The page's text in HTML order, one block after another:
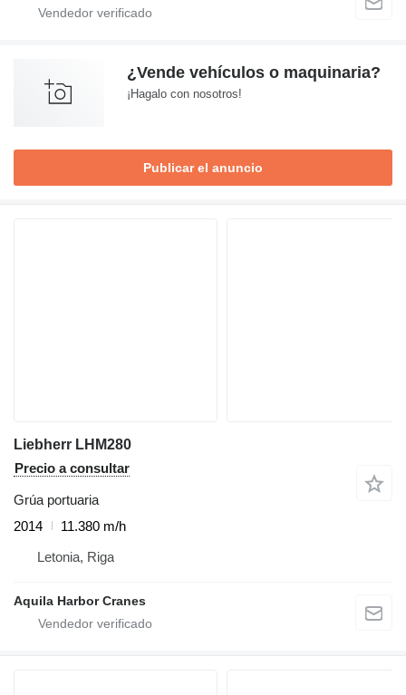
¿Vende vehículos o maquinaria?
¡Hagalo con nosotros!
Publicar el anuncio
Liebherr LHM280
Precio a consultar
Grúa portuaria
2014
11.380 m/h
Letonia, Riga
Aquila Harbor Cranes